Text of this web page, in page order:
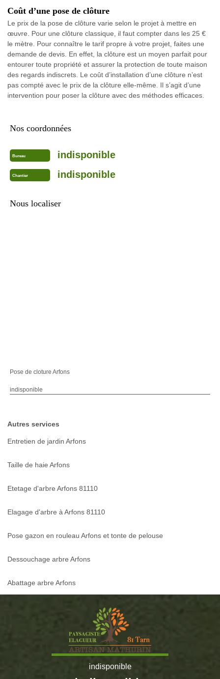
Coût d’une pose de clôture
Le prix de la pose de clôture varie selon le projet à mettre en
œuvre. Pour une clôture classique, il faut compter dans les 25 €
le mètre. Pour connaître le tarif propre à votre projet, faites une
demande de devis. En effet, la clôture est un moyen parfait pour
entourer toute propriété et assurer la protection de toute maison
des regards indiscrets. Le coût d’installation d’une clôture n’est
pas compté avec le prix de la clôture elle-même. Il s’agit d’une
intervention pour poser la clôture avec des méthodes efficaces.
Nos coordonnées
Bureau indisponible
Chantier indisponible
Nous localiser
Pose de cloture Arfons
indisponible
Autres services
Entretien de jardin Arfons
Taille de haie Arfons
Etetage d'arbre Arfons 81110
Elagage d'arbre à Arfons 81110
Pose gazon en rouleau Arfons et tonte de pelouse
Dessouchage arbre Arfons
Abattage arbre Arfons
indisponible